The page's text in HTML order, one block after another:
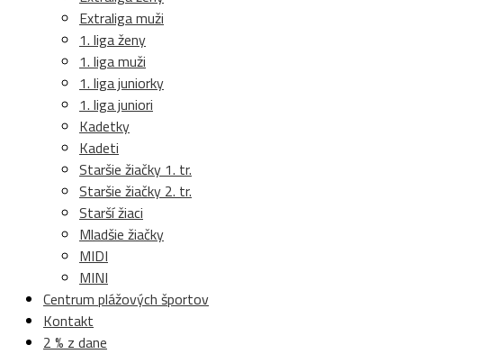
Extraliga muži
1. liga ženy
1. liga muži
1. liga juniorky
1. liga juniori
Kadetky
Kadeti
Staršie žiačky 1. tr.
Staršie žiačky 2. tr.
Starší žiaci
Mladšie žiačky
MIDI
MINI
Centrum plážových športov
Kontakt
2 % z dane